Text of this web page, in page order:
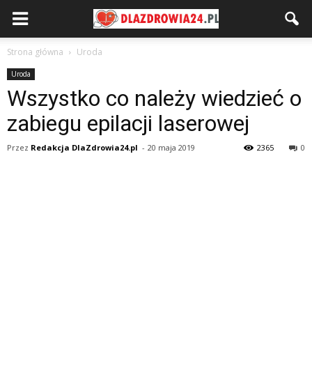
Strona główna Uroda
Uroda
Wszystko co należy wiedzieć o
zabiegu epilacji laserowej
Przez Redakcja DlaZdrowia24.pl - 20 maja 2019 0
2365